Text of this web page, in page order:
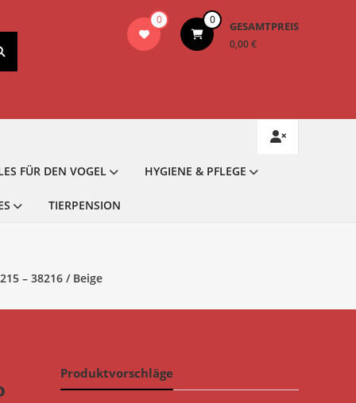
0 0 GESAMTPREIS
0,00 €
FÜR DEN VOGEL HYGIENE & PFLEGE
TIERPENSION
– 38216 / Beige
Produktvorschläge